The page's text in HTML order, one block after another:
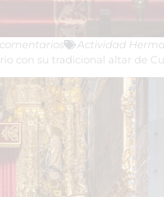
Actividad
con su tradicional altar de